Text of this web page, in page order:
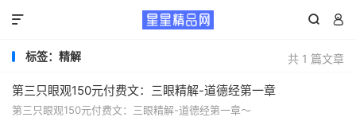
 

共 1 篇文章
标签：精解
第三只眼观150元付费文：三眼精解-道德经第一章
第三只眼观150元付费文：三眼精解-道德经第一章～